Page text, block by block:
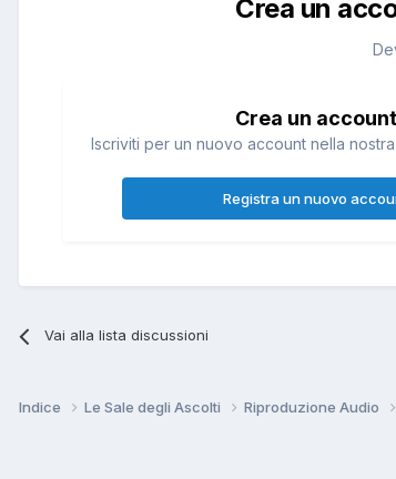
Crea un
Crea un account
Iscriviti per un nuovo account nella
Registra un nuovo
Vai alla lista discussioni
Indice Le Sale degli Ascolti Riproduzione Audio